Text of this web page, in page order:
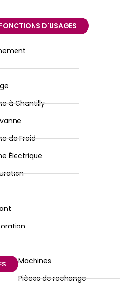
D'USAGES
à Chantilly​
de Froid​
Électrique​
Machines
Pièces de rechange